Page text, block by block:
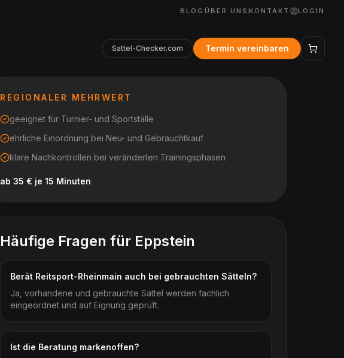
BLOG ÜBER UNS KONTAKT LOGIN
Sattel-Checker.com Termin vereinbaren
REGIONALER MEHRWERT
geeignet für Turnier- und Sportställe
ehrliche Einordnung bei Neu- und Gebrauchtkauf
klare Nachkontrollen bei veränderten Trainingsphasen
ab 35 € je 15 Minuten
Häufige Fragen für Eppstein
Berät Reitsport-Rheinmain auch bei gebrauchten Sätteln?
Ja, vorhandene und gebrauchte Sättel werden fachlich
eingeordnet und auf Eignung geprüft.
Ist die Beratung markenoffen?